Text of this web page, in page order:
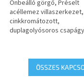
Önbeálló görgő, Préselt
acéllemez villaszerkezet,
cinkkromátozott,
duplagolyósoros
Poliamid keréktárcsa,...
ÖSSZES